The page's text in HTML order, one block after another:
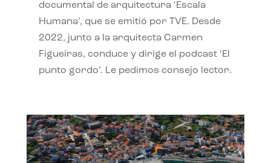
documental de arquitectura ‘Escala
Humana’, que se emitió por TVE. Desde
2022, junto a la arquitecta Carmen
Figueiras, conduce y dirige el podcast ‘El
punto gordo’. Le pedimos consejo lector.